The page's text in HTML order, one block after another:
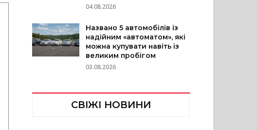
04.08.2026
Названо 5 автомобілів із
надійним «автоматом», які
можна купувати навіть із
великим пробігом
03.08.2026
СВІЖІ НОВИНИ